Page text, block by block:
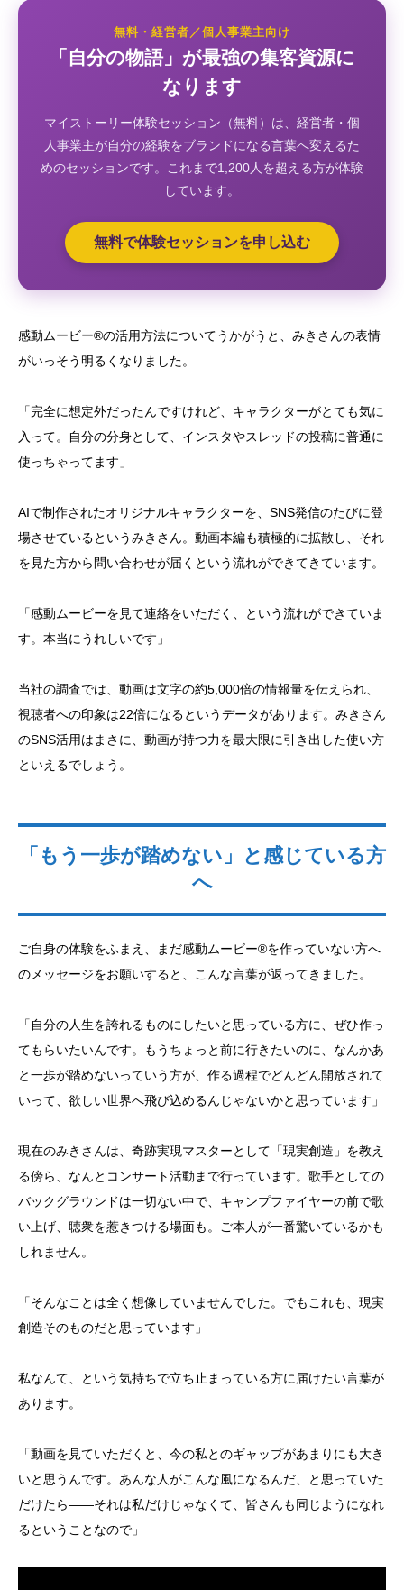
無料・経営者／個人事業主向け
「自分の物語」が最強の集客資源に
なります
マイストーリー体験セッション（無料）は、経営者・個
人事業主が自分の経験をブランドになる言葉へ変えるた
めのセッションです。これまで1,200人を超える方が体験
しています。
無料で体験セッションを申し込む
感動ムービー®の活用方法についてうかがうと、みきさんの表情
がいっそう明るくなりました。
「完全に想定外だったんですけれど、キャラクターがとても気に
入って。自分の分身として、インスタやスレッドの投稿に普通に
使っちゃってます」
AIで制作されたオリジナルキャラクターを、SNS発信のたびに登
場させているというみきさん。動画本編も積極的に拡散し、それ
を見た方から問い合わせが届くという流れができてきています。
「感動ムービーを見て連絡をいただく、という流れができていま
す。本当にうれしいです」
当社の調査では、動画は文字の約5,000倍の情報量を伝えられ、
視聴者への印象は22倍になるというデータがあります。みきさん
のSNS活用はまさに、動画が持つ力を最大限に引き出した使い方
といえるでしょう。
「もう一歩が踏めない」と感じている方
へ
ご自身の体験をふまえ、まだ感動ムービー®を作っていない方へ
のメッセージをお願いすると、こんな言葉が返ってきました。
「自分の人生を誇れるものにしたいと思っている方に、ぜひ作っ
てもらいたいんです。もうちょっと前に行きたいのに、なんかあ
と一歩が踏めないっていう方が、作る過程でどんどん開放されて
いって、欲しい世界へ飛び込めるんじゃないかと思っています」
現在のみきさんは、奇跡実現マスターとして「現実創造」を教え
る傍ら、なんとコンサート活動まで行っています。歌手としての
バックグラウンドは一切ない中で、キャンプファイヤーの前で歌
い上げ、聴衆を惹きつける場面も。ご本人が一番驚いているかも
しれません。
「そんなことは全く想像していませんでした。でもこれも、現実
創造そのものだと思っています」
私なんて、という気持ちで立ち止まっている方に届けたい言葉が
あります。
「動画を見ていただくと、今の私とのギャップがあまりにも大き
いと思うんです。あんな人がこんな風になるんだ、と思っていた
だけたら——それは私だけじゃなくて、皆さんも同じようになれ
るということなので」